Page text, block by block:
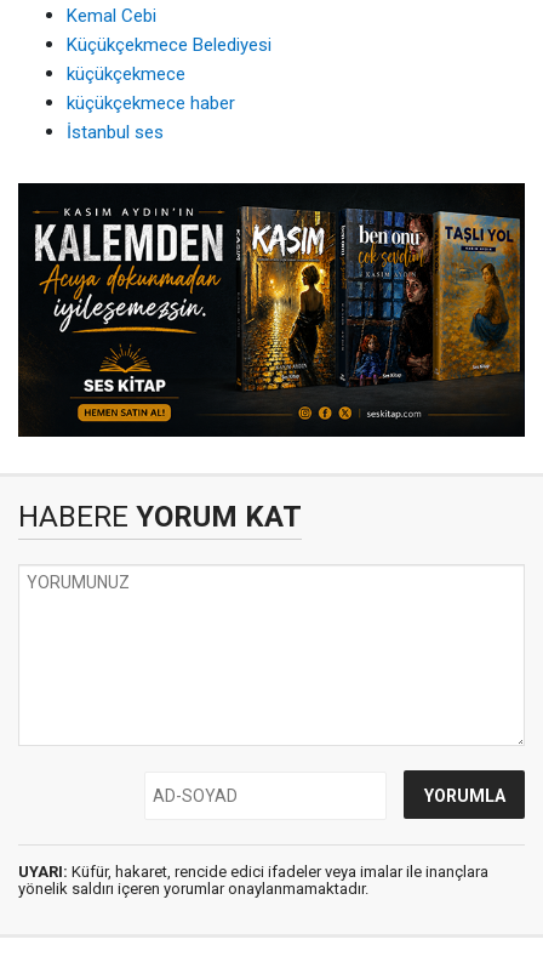
Kemal Cebi
Küçükçekmece Belediyesi
küçükçekmece
küçükçekmece haber
İstanbul ses
HABERE YORUM KAT
UYARI: Küfür, hakaret, rencide edici ifadeler veya imalar ile inançlara
yönelik saldırı içeren yorumlar onaylanmamaktadır.